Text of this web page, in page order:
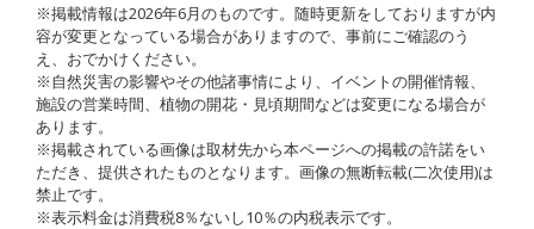
※掲載情報は2026年6月のものです。随時更新をしておりますが内
容が変更となっている場合がありますので、事前にご確認のう
え、おでかけください。
※自然災害の影響やその他諸事情により、イベントの開催情報、
施設の営業時間、植物の開花・見頃期間などは変更になる場合が
あります。
※掲載されている画像は取材先から本ページへの掲載の許諾をい
ただき、提供されたものとなります。画像の無断転載(二次使用)は
禁止です。
※表示料金は消費税8％ないし10％の内税表示です。